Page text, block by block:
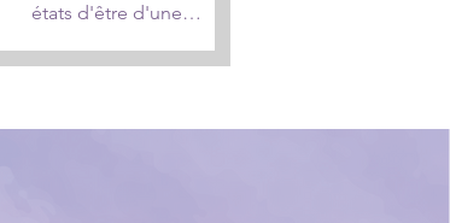
états d'être d'une